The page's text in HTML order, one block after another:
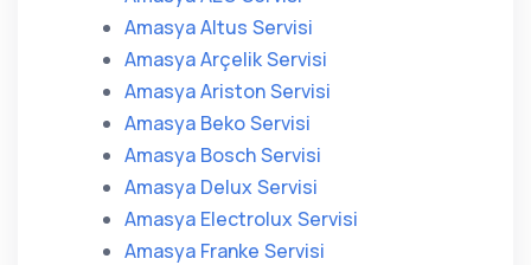
Amasya Altus Servisi
Amasya Arçelik Servisi
Amasya Ariston Servisi
Amasya Beko Servisi
Amasya Bosch Servisi
Amasya Delux Servisi
Amasya Electrolux Servisi
Amasya Franke Servisi